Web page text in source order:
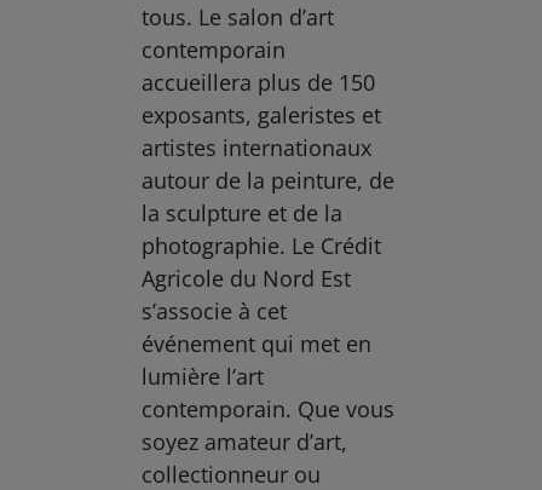
tous. Le salon d’art
contemporain
accueillera plus de 150
exposants, galeristes et
artistes internationaux
autour de la peinture, de
la sculpture et de la
photographie. Le Crédit
Agricole du Nord Est
s’associe à cet
événement qui met en
lumière l’art
contemporain. Que vous
soyez amateur d’art,
collectionneur ou